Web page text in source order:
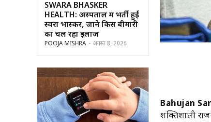
SWARA BHASKER
HEALTH: अस्पताल में भर्ती हुईं
स्वरा भास्कर, जाने किस बीमारी
का चल रहा इलाज
POOJA MISHRA - अगस्त 8, 2026
Bahujan
शक्तिशाली